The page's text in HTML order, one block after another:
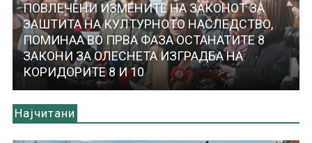
ПОВЛЕЧЕНИ ИЗМЕНИТЕ НА ЗАКОНОТ ЗА
ЗАШТИТА НА КУЛТУРНОТО НАСЛЕДСТВО,
ПОМИНАА ВО ПРВА ФАЗА ОСТАНАТИТЕ 8
ЗАКОНИ ЗА ОЛЕСНЕТА ИЗГРАДБА НА
КОРИДОРИТЕ 8 И 10
Најчитани